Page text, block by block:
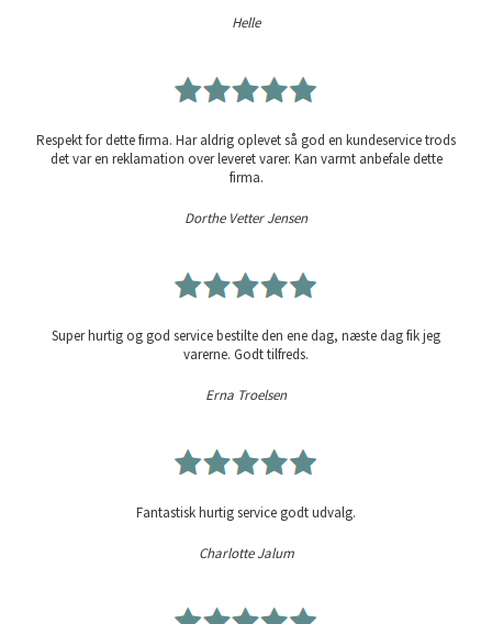
Helle
Respekt for dette firma. Har aldrig oplevet så god en kundeservice trods
det var en reklamation over leveret varer. Kan varmt anbefale dette
firma.
Dorthe Vetter Jensen
Super hurtig og god service bestilte den ene dag, næste dag fik jeg
varerne. Godt tilfreds.
Erna Troelsen
Fantastisk hurtig service godt udvalg.
Charlotte Jalum